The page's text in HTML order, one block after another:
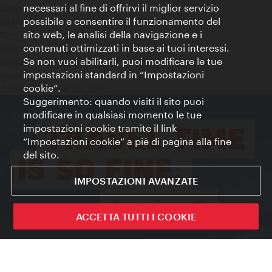
Colophon
Dichiarazione sulla protezione dei dati
Terms of Use
Accessibilità
Contatto stampa
Impostazioni cookie
© Copyright WienTourismus
necessari al fine di offrirvi il miglior servizio
possibile e consentire il funzionamento del
sito web, le analisi della navigazione e i
contenuti ottimizzati in base ai tuoi interessi.
Se non vuoi abilitarli, puoi modificare le tue
impostazioni standard in “Impostazioni
cookie”.
Suggerimento: quando visiti il sito puoi
modificare in qualsiasi momento le tue
impostazioni cookie tramite il link
“Impostazioni cookie” a piè di pagina alla fine
del sito.
IMPOSTAZIONI AVANZATE
ACCETTA TUTTI I COOKIE